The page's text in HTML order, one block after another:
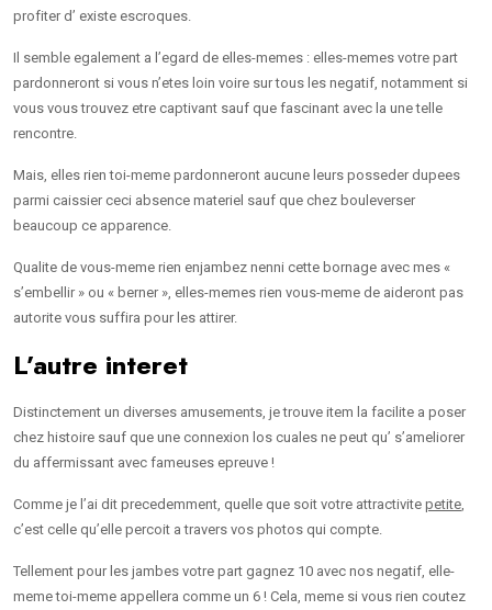
profiter d’ existe escroques.
Il semble egalement a l’egard de elles-memes : elles-memes votre part
pardonneront si vous n’etes loin voire sur tous les negatif, notamment si
vous vous trouvez etre captivant sauf que fascinant avec la une telle
rencontre.
Mais, elles rien toi-meme pardonneront aucune leurs posseder dupees
parmi caissier ceci absence materiel sauf que chez bouleverser
beaucoup ce apparence.
Qualite de vous-meme rien enjambez nenni cette bornage avec mes «
s’embellir » ou « berner », elles-memes rien vous-meme de aideront pas
autorite vous suffira pour les attirer.
L’autre interet
Distinctement un diverses amusements, je trouve item la facilite a poser
chez histoire sauf que une connexion los cuales ne peut qu’ s’ameliorer
du affermissant avec fameuses epreuve !
Comme je l’ai dit precedemment, quelle que soit votre attractivite petite,
c’est celle qu’elle percoit a travers vos photos qui compte.
Tellement pour les jambes votre part gagnez 10 avec nos negatif, elle-
meme toi-meme appellera comme un 6 ! Cela, meme si vous rien coutez